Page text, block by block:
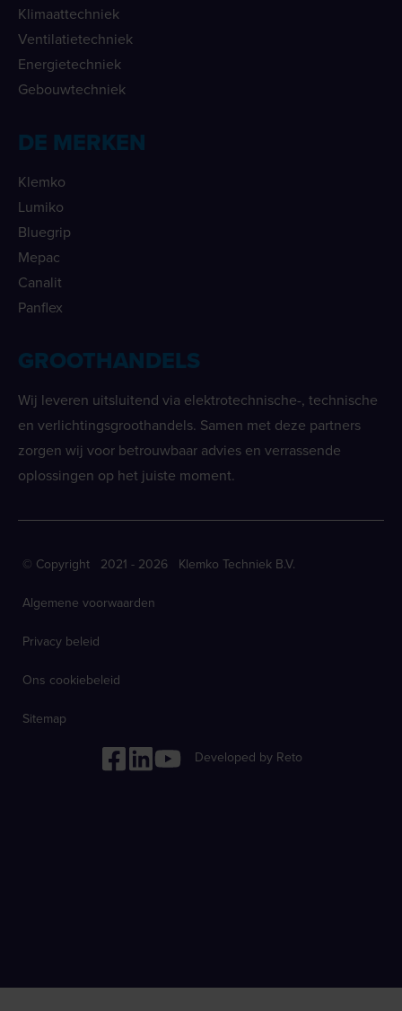
Klimaattechniek
Ventilatietechniek
Energietechniek
Gebouwtechniek
DE MERKEN
Klemko
Lumiko
Bluegrip
Mepac
Canalit
Panflex
GROOTHANDELS
Wij leveren uitsluitend via elektrotechnische-, technische
en verlichtingsgroothandels. Samen met deze partners
zorgen wij voor betrouwbaar advies en verrassende
oplossingen op het juiste moment.
© Copyright 2021 - 2026 Klemko Techniek B.V.
Algemene voorwaarden
Privacy beleid
Ons cookiebeleid
Sitemap
Developed by Reto